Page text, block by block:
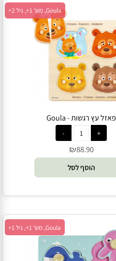
Goula, מש' 1+, גיל 2+
פאזל עץ רגשות - Goula
₪88.90
הוסף לסל